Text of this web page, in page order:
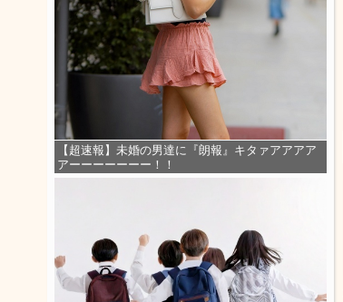
【超速報】未婚の男達に『朗報』キタァアアアア
アーーーーーーー！！